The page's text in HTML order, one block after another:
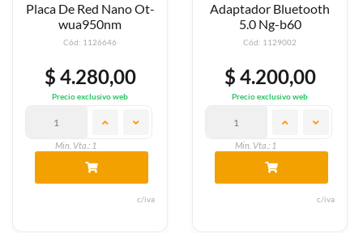
Placa De Red Nano Ot-
wua950nm
Cód: 1126646
$ 4.280,00
Precio exclusivo web
Min. Vta.: 1
c/iva
Adaptador Bluetooth
5.0 Ng-b60
Cód: 1129002
$ 4.200,00
Precio exclusivo web
Min. Vta.: 1
c/iva